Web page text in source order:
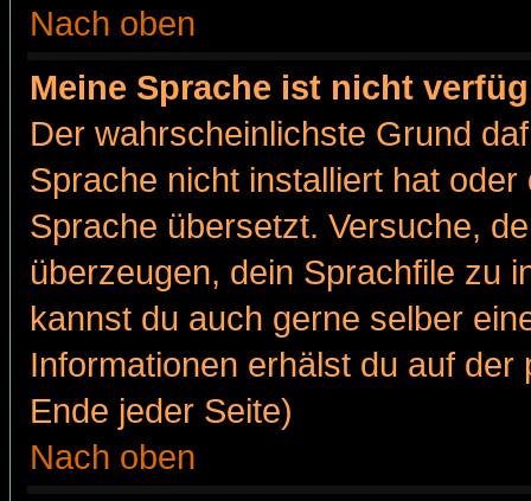
Nach oben
Meine Sprache ist nicht
Der wahrscheinlichste Grund
Sprache nicht installiert hat
Sprache übersetzt. Versuche,
überzeugen, dein Sprachfile zu
kannst du auch gerne selber
Informationen erhälst du auf
Ende jeder Seite)
Nach oben